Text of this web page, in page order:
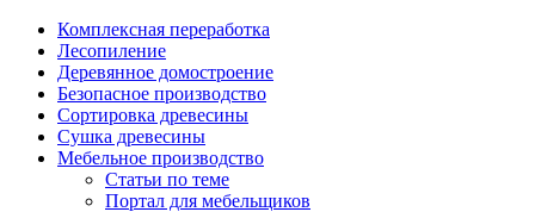
Комплексная переработка
Лесопиление
Деревянное домостроение
Безопасное производство
Сортировка древесины
Сушка древесины
Мебельное производство
Статьи по теме
Портал для мебельщиков